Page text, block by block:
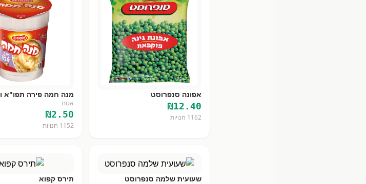
אפונה סנפרוסט
₪12.40
1162 חנויות
מנה חמה פירה תפו"א ו
אסם
₪2.50
1152 חנויות
שעועית שלמה סנפרוסט תירס קפוא